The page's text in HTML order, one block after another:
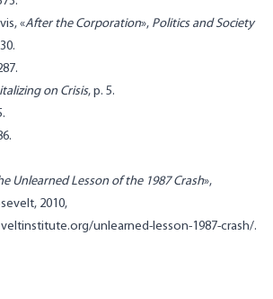
«After the Corporation», Politics and Society
on Crisis, p. 5.
Unlearned Lesson of the 1987 Crash»,
2010,
unlearned-lesson-1987-crash/.